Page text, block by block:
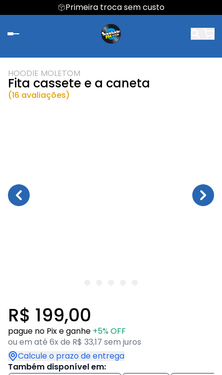
Primeira troca sem custo
HOODIE MOLETOM
Fita cassete e a caneta
(16 avaliações)
R$ 199,00
pague no Pix e ganhe +5% OFF
ou em até 6x de R$ 33,17 sem juros
Calcule o prazo de entrega
Também disponível em: